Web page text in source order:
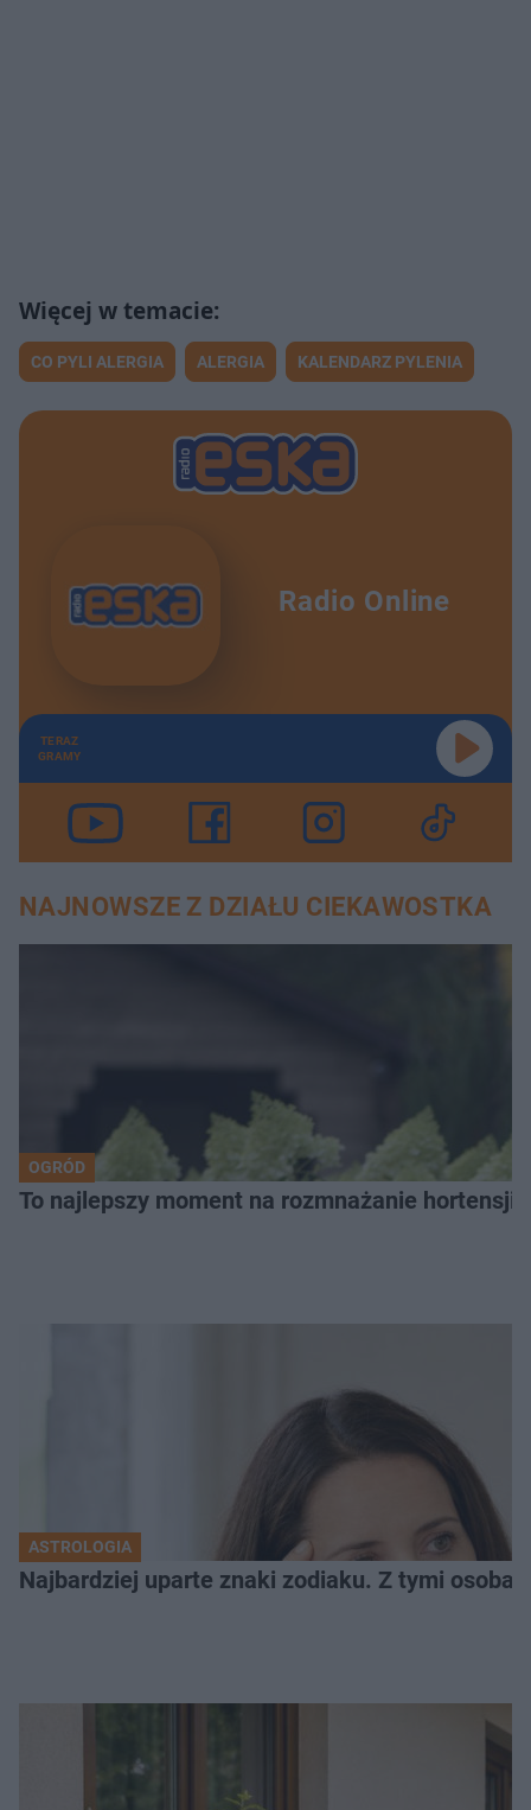
CO PYLI ALERGIA ALERGIA KALENDARZ PYLENIA
Radio Online
TERAZ
GRAMY
NAJNOWSZE Z DZIAŁU CIEKAWOSTKA
OGRÓD
To najlepszy moment na rozmnażanie
ASTROLOGIA
Najbardziej uparte znaki zodiaku. Z tymi